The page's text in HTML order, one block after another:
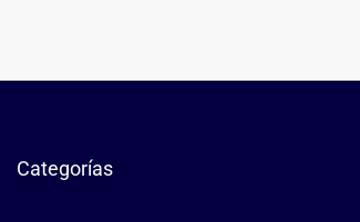
Categorías